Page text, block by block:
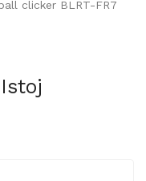
clicker BLRT-FR7